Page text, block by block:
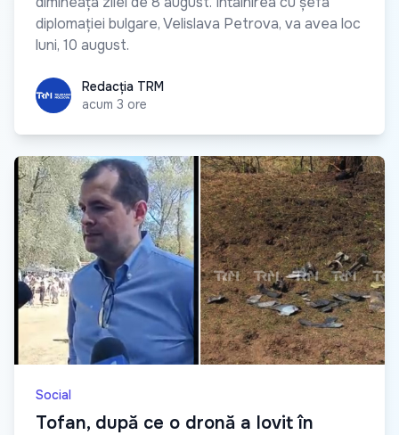
diplomației bulgare, Velislava Petrova, va avea loc
luni, 10 august.
Redacția TRM
Redacția TRM
acum 3 ore
Social
Tofan, după ce o dronă a lovit în